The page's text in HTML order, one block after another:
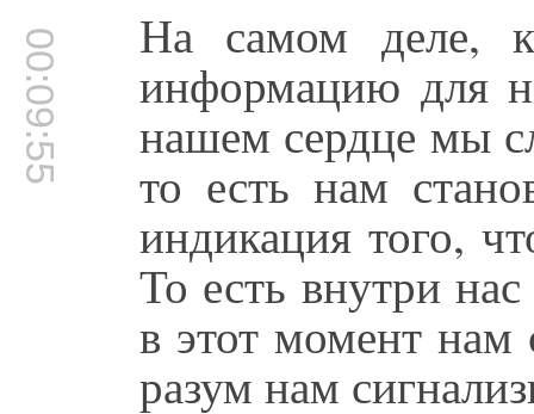
00:09:55 На самом деле,
информацию для
нашем сердце мы
то есть нам
индикация того,
То есть внутри
в этот момент нам
разум нам